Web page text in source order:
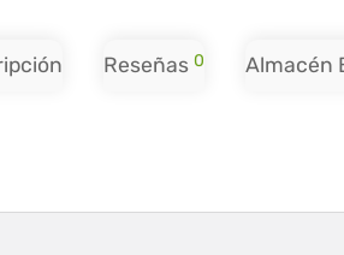
Reseñas 0 Almacén